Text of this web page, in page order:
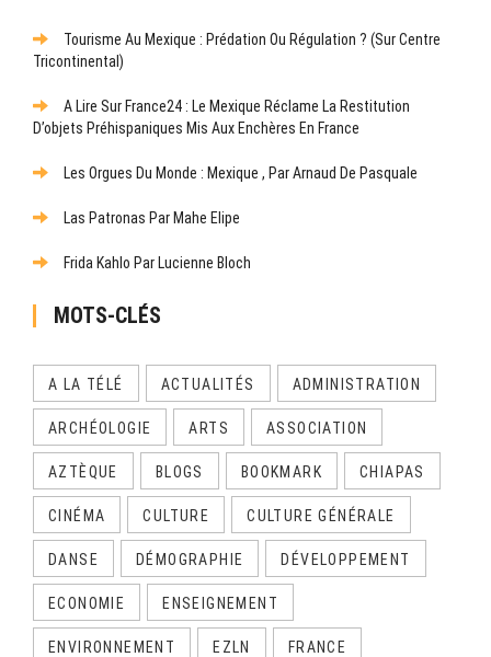
Tourisme Au Mexique : Prédation Ou Régulation ? (Sur Centre
Tricontinental)
A Lire Sur France24 : Le Mexique Réclame La Restitution
D’objets Préhispaniques Mis Aux Enchères En France
Les Orgues Du Monde : Mexique , Par Arnaud De Pasquale
Las Patronas Par Mahe Elipe
Frida Kahlo Par Lucienne Bloch
MOTS-CLÉS
A LA TÉLÉ ACTUALITÉS ADMINISTRATION
ARCHÉOLOGIE ARTS ASSOCIATION
AZTÈQUE BLOGS BOOKMARK CHIAPAS
CINÉMA CULTURE CULTURE GÉNÉRALE
DANSE DÉMOGRAPHIE DÉVELOPPEMENT
ECONOMIE ENSEIGNEMENT
ENVIRONNEMENT EZLN FRANCE